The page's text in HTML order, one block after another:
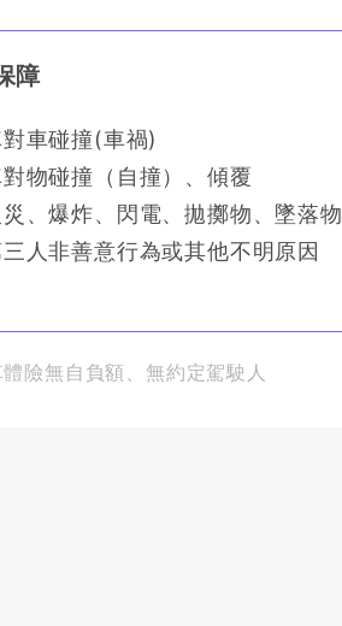
障
車碰撞(車禍)
物碰撞（自撞）、傾覆
災、爆炸、閃電、拋擲物、墜落物
人非善意行為或其他不明原因
險無自負額、無約定駕駛人